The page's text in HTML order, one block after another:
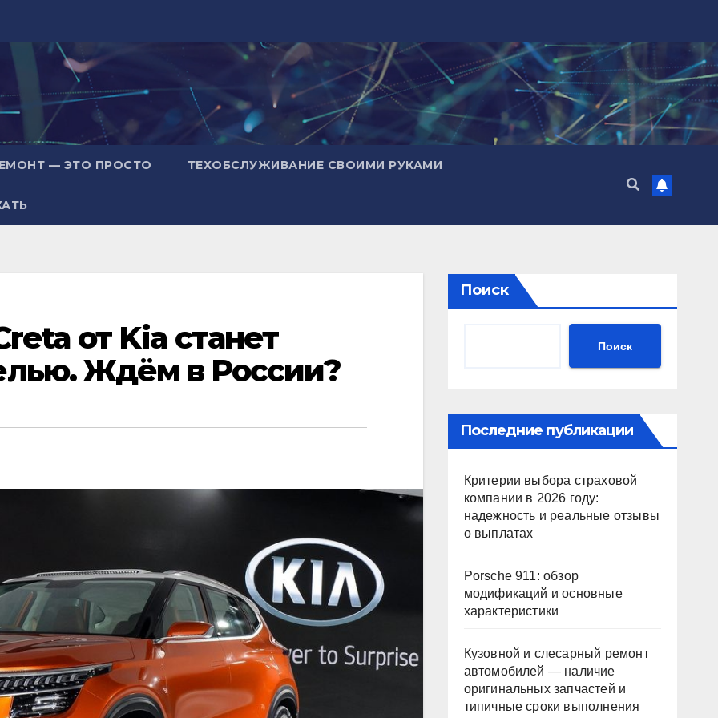
— ЭТО ПРОСТО ТЕХОБСЛУЖИВАНИЕ СВОИМИ РУКАМИ
от Kia станет
Ждём в России?
Поиск
Поиск
Последние публикации
Критерии выбора страховой
компании в 2026 году:
надежность и реальные отзывы
о выплатах
Porsche 911: обзор
модификаций и основные
характеристики
Кузовной и слесарный ремонт
автомобилей — наличие
оригинальных запчастей и
типичные сроки выполнения